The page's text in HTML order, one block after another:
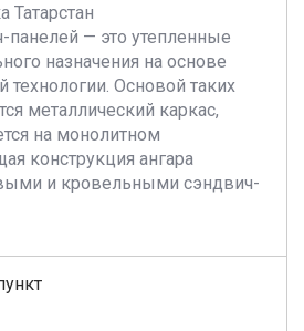
Татарстан
панелей — это утепленные
назначения на основе
Основой таких
металлический каркас,
на монолитном
конструкция ангара
и кровельными сэндвич-